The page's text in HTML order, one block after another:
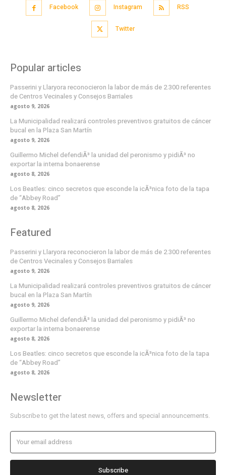
Facebook Instagram RSS
Twitter
Popular articles
Passerini y Llaryora reconocieron la labor de más de 2.300 referentes
de Centros Vecinales y Consejos Barriales
agosto 9, 2026
La Municipalidad realizará controles preventivos gratuitos de cáncer
bucal en la Plaza San Martín
agosto 9, 2026
Guillermo Michel defendiÃ³ la unidad del peronismo y pidiÃ³ no
exportar la interna bonaerense
agosto 8, 2026
Los Beatles: cinco secretos que esconde la icÃ³nica foto de la tapa
de “Abbey Road”
agosto 8, 2026
Featured
Passerini y Llaryora reconocieron la labor de más de 2.300 referentes
de Centros Vecinales y Consejos Barriales
agosto 9, 2026
La Municipalidad realizará controles preventivos gratuitos de cáncer
bucal en la Plaza San Martín
agosto 9, 2026
Guillermo Michel defendiÃ³ la unidad del peronismo y pidiÃ³ no
exportar la interna bonaerense
agosto 8, 2026
Los Beatles: cinco secretos que esconde la icÃ³nica foto de la tapa
de “Abbey Road”
agosto 8, 2026
Newsletter
Subscribe to get the latest news, offers and special announcements.
Subscribe